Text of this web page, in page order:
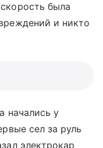
была
и никто
начались у
сел за руль
электрокар